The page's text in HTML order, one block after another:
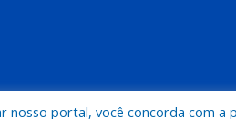
nosso portal, você concorda com a